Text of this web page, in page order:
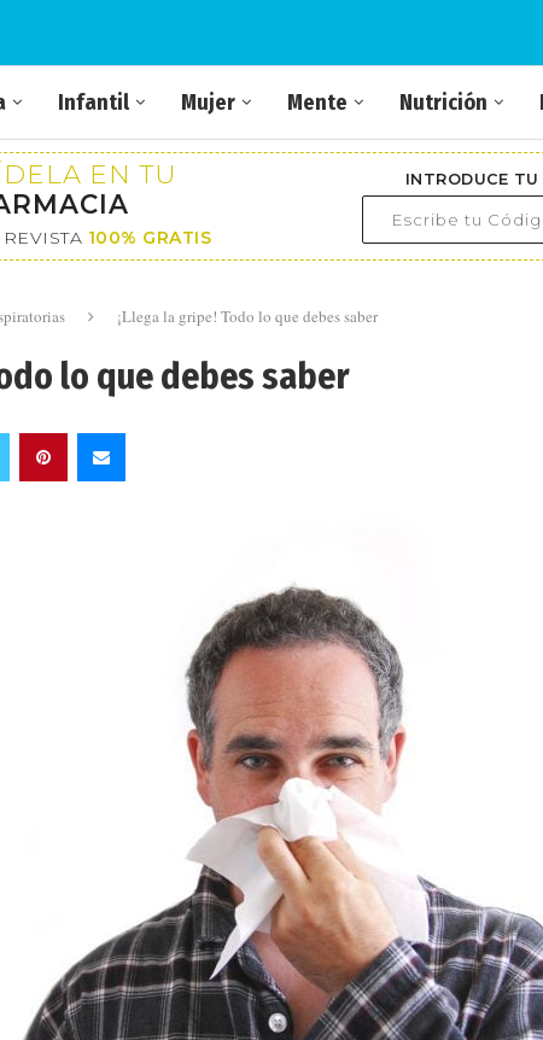
Infantil Mujer Mente Nutrición
EN TU
REVISTA 100% GRATIS
INTRODUCE TU
¡Llega la gripe! Todo lo que debes saber
lo que debes saber